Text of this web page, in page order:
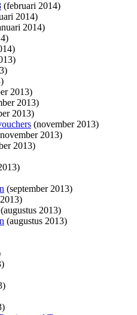
(februari 2014)
2014)
2014)
2013)
2013)
2013)
(november 2013)
2013)
2013)
(september 2013)
(augustus 2013)
(augustus 2013)